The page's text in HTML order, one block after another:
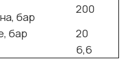
бар
200
бар
20
6,6